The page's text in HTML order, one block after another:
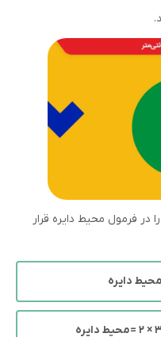
آن را در فرمول محیط دایره قرار